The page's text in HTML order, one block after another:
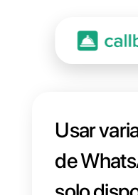
Usar